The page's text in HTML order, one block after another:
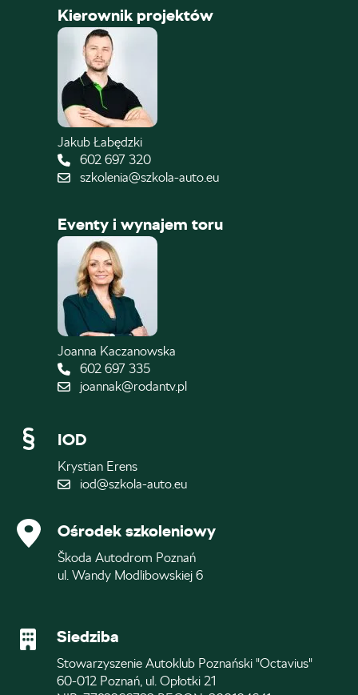
Kierownik projektów
Jakub Łabędzki
602 697 320
szkolenia@szkola-auto.eu
Eventy i wynajem toru
Joanna Kaczanowska
602 697 335
joannak@rodantv.pl
IOD
Krystian Erens
iod@szkola-auto.eu
Ośrodek szkoleniowy
Škoda Autodrom Poznań
ul. Wandy Modlibowskiej 6
Siedziba
Stowarzyszenie Autoklub Poznański "Octavius"
60-012 Poznań, ul. Opłotki 21